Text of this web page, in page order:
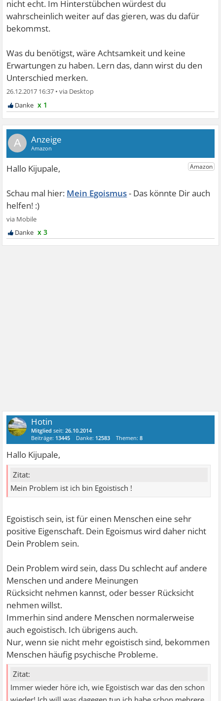
nicht echt. Im Hinterstübchen würdest du
wahrscheinlich weiter auf das gieren, was du dafür
bekommst.
Was du benötigst, wäre Achtsamkeit und keine
Erwartungen zu haben. Lern das, dann wirst du den
Unterschied merken.
26.12.2017 16:37 •
x 1
A
Mein Egoismus
x 3
Hotin
Mitglied seit:26.10.2014
Beiträge: 13445 Danke: 12583 Themen:8
Hallo Kijupale,
Zitat:
Mein Problem ist ich bin Egoistisch !
Egoistisch sein, ist für einen Menschen eine sehr
positive Eigenschaft. Dein Egoismus wird daher nicht
Dein Problem sein.
Dein Problem wird sein, dass Du schlecht auf andere
Menschen und andere Meinungen
Rücksicht nehmen kannst, oder besser Rücksicht
nehmen willst.
Immerhin sind andere Menschen normalerweise
auch egoistisch. Ich übrigens auch.
Nur, wenn sie nicht mehr egoistisch sind, bekommen
Menschen häufig psychische Probleme.
Zitat:
Immer wieder höre ich, wie Egoistisch war das den schon